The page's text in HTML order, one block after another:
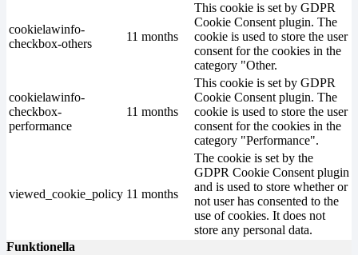
cookielawinfo-
checkbox-others
11 months
This cookie is set by GDPR
Cookie Consent plugin. The
cookie is used to store the user
consent for the cookies in the
category "Other.
cookielawinfo-
checkbox-
performance
11 months
This cookie is set by GDPR
Cookie Consent plugin. The
cookie is used to store the user
consent for the cookies in the
category "Performance".
viewed_cookie_policy 11 months
The cookie is set by the
GDPR Cookie Consent plugin
and is used to store whether or
not user has consented to the
use of cookies. It does not
store any personal data.
Funktionella